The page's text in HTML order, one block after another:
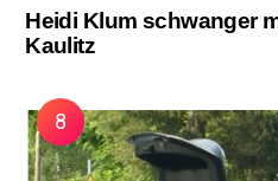
Heidi Klum schwanger
Kaulitz